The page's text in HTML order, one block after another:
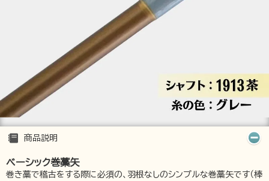
商品説明
ベーシック巻藁矢
巻き藁で稽古をする際に必須の、羽根なしのシンプルな巻藁矢です（棒